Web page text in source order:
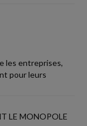
les entreprises,
pour leurs
LE MONOPOLE